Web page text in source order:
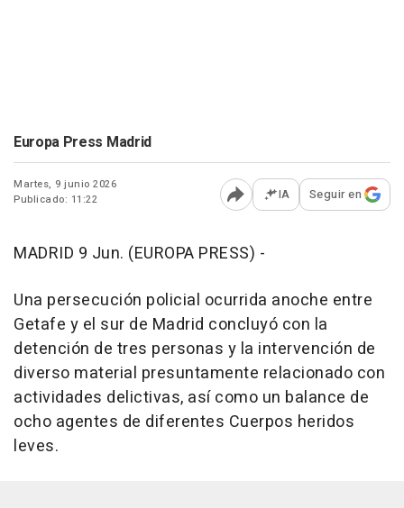
Europa Press Madrid
Martes, 9 junio 2026
Publicado: 11:22
Abrir opciones para
IA Seguir en
MADRID 9 Jun. (EUROPA PRESS) -
Una persecución policial ocurrida anoche entre
Getafe y el sur de Madrid concluyó con la
detención de tres personas y la intervención de
diverso material presuntamente relacionado con
actividades delictivas, así como un balance de
ocho agentes de diferentes Cuerpos heridos
leves.